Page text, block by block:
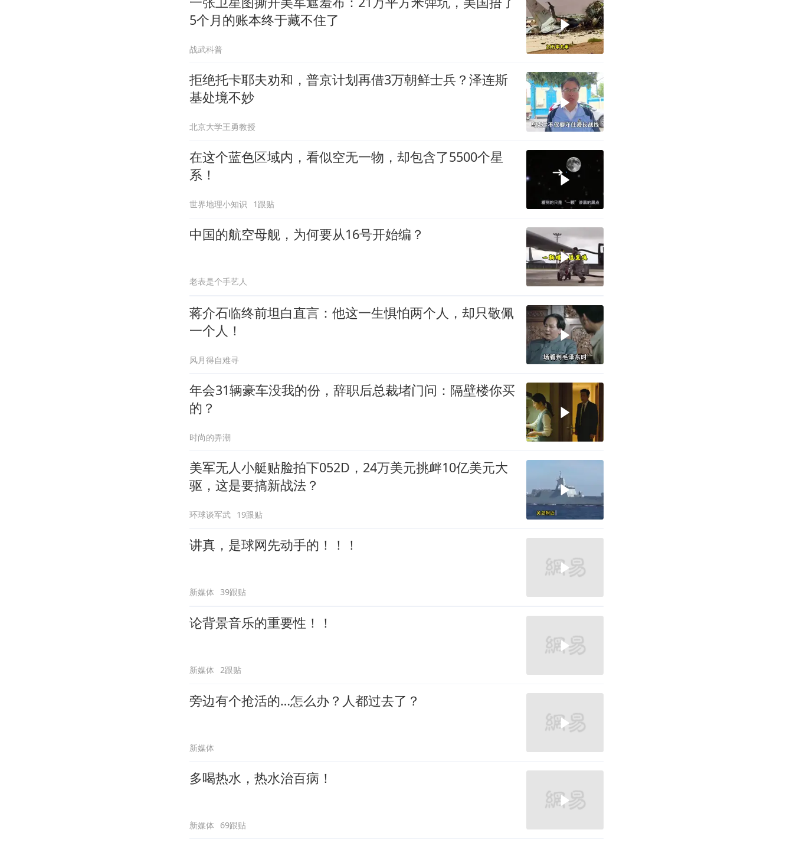
5个月的账本终于藏不住了
战武科普
拒绝托卡耶夫劝和，普京计划再借3万朝鲜士兵？泽连斯
基处境不妙
北京大学王勇教授
在这个蓝色区域内，看似空无一物，却包含了5500个星
系！
世界地理小知识 1跟贴
中国的航空母舰，为何要从16号开始编？
老表是个手艺人
蒋介石临终前坦白直言：他这一生惧怕两个人，却只敬佩
一个人！
风月得自难寻
年会31辆豪车没我的份，辞职后总裁堵门问：隔壁楼你买
的？
时尚的弄潮
美军无人小艇贴脸拍下052D，24万美元挑衅10亿美元大
驱，这是要搞新战法？
环球谈军武 19跟贴
讲真，是球网先动手的！！！
新媒体 39跟贴
论背景音乐的重要性！！
新媒体 2跟贴
旁边有个抢活的…怎么办？人都过去了？
新媒体
多喝热水，热水治百病！
新媒体 69跟贴